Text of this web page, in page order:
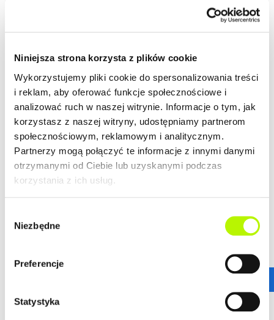
Niniejsza strona korzysta z plików cookie
Wykorzystujemy pliki cookie do spersonalizowania treści
i reklam, aby oferować funkcje społecznościowe i
analizować ruch w naszej witrynie. Informacje o tym, jak
korzystasz z naszej witryny, udostępniamy partnerom
społecznościowym, reklamowym i analitycznym.
Partnerzy mogą połączyć te informacje z innymi danymi
otrzymanymi od Ciebie lub uzyskanymi podczas
korzystania z ich usług.
zgody
Niezbędne
Preferencje
Statystyka
wysoki standard wykończenia, garaże podziemne
spełnią wymagania nawet najbardziej wymagających
DOWIEDZ SIĘ WIĘCEJ O LOKALIZACJI
więcej
ZALETY LOKALIZACJI
lokalizacja w centrum
nowoczesna architektura
piękne widoki na Rzeszów
GALERIA